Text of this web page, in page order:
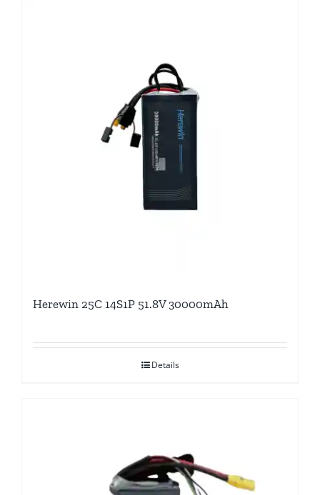
Herewin 25C 14S1P 51.8V 30000mAh
Details